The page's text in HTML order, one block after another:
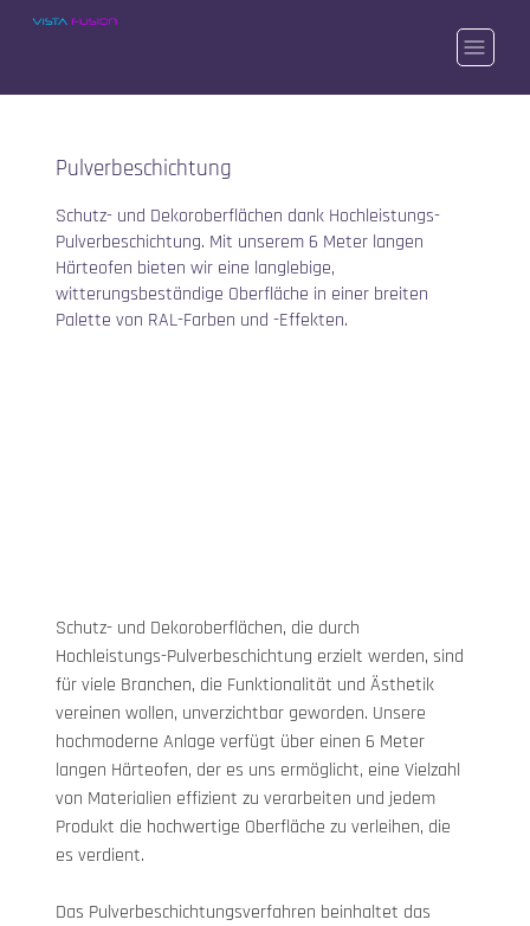
Pulverbeschichtung
Schutz- und Dekoroberflächen dank Hochleistungs-
Pulverbeschichtung. Mit unserem 6 Meter langen
Härteofen bieten wir eine langlebige,
witterungsbeständige Oberfläche in einer breiten
Palette von RAL-Farben und -Effekten.
Schutz- und Dekoroberflächen, die durch
Hochleistungs-Pulverbeschichtung erzielt werden, sind
für viele Branchen, die Funktionalität und Ästhetik
vereinen wollen, unverzichtbar geworden. Unsere
hochmoderne Anlage verfügt über einen 6 Meter
langen Härteofen, der es uns ermöglicht, eine Vielzahl
von Materialien effizient zu verarbeiten und jedem
Produkt die hochwertige Oberfläche zu verleihen, die
es verdient.
Das Pulverbeschichtungsverfahren beinhaltet das